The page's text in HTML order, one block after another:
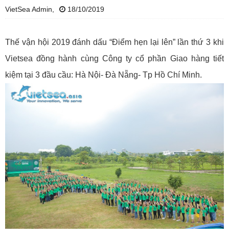
VietSea Admin, 18/10/2019
Thế vận hội 2019 đánh dấu “Điểm hẹn lại lên” lần thứ 3 khi
Vietsea đồng hành cùng Công ty cổ phần Giao hàng tiết
kiệm tại 3 đầu cầu: Hà Nội- Đà Nẵng- Tp Hồ Chí Minh.